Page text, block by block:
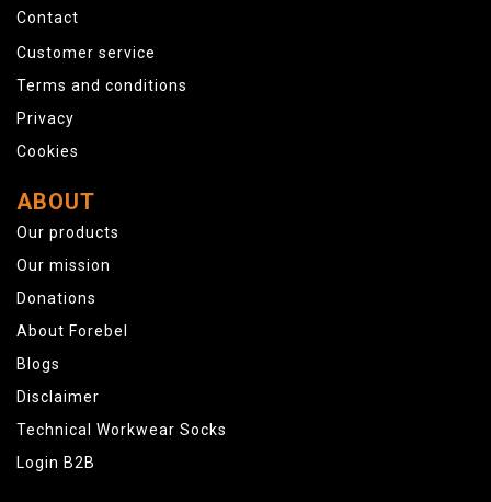
Contact
Customer service
Terms and conditions
Privacy
Cookies
ABOUT
Our products
Our mission
Donations
About Forebel
Blogs
Disclaimer
Technical Workwear Socks
Login B2B